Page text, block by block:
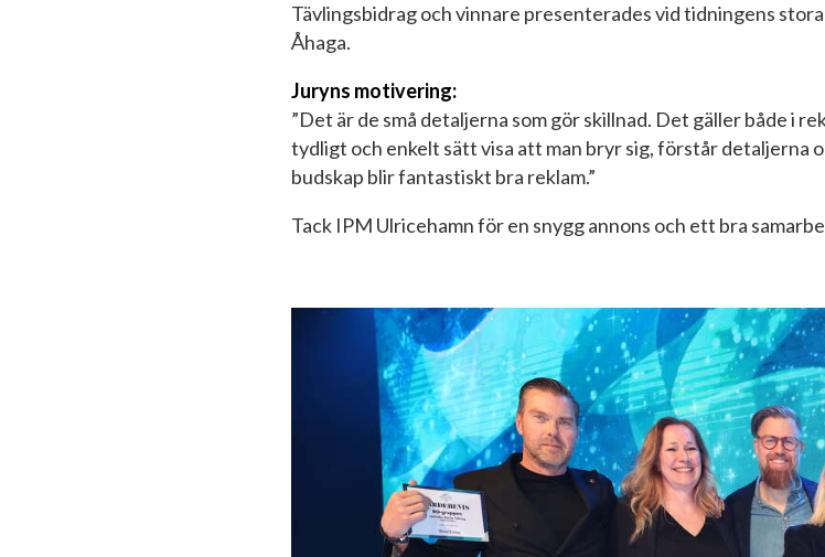
Tävlingsbidrag och vinnare presenterades vid tidningens
Åhaga.
Juryns motivering:
”Det är de små detaljerna som gör skillnad. Det gäller både i
tydligt och enkelt sätt visa att man bryr sig, förstår detaljerna
budskap blir fantastiskt bra reklam.”
Tack IPM Ulricehamn för en snygg annons och ett bra